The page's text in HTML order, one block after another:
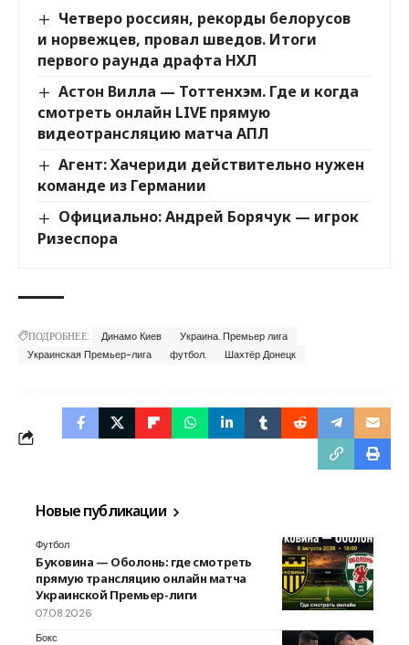
Четверо россиян, рекорды белорусов
и норвежцев, провал шведов. Итоги
первого раунда драфта НХЛ
Астон Вилла — Тоттенхэм. Где и когда
смотреть онлайн LIVE прямую
видеотрансляцию матча АПЛ
Агент: Хачериди действительно нужен
команде из Германии
Официально: Андрей Борячук — игрок
Ризеспора
ПОДРОБНЕЕ: Динамо Киев
Украина. Премьер лига
Украинская Премьер-лига
футбол. Шахтёр Донецк
Новые публикации
Футбол
Буковина — Оболонь: где смотреть
прямую трансляцию онлайн матча
Украинской Премьер-лиги
07.08.2026
Бокс